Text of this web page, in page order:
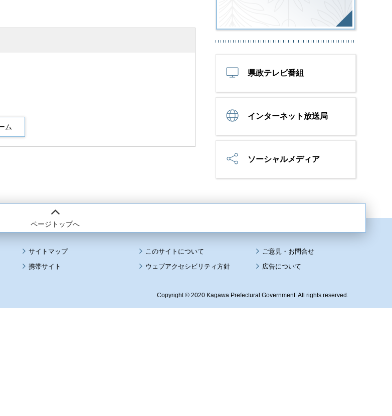
県政テレビ番組
インターネット放送局
ソーシャルメディア
ページトップへ
サイトマップ
このサイトについて
携帯サイト
ウェブアクセシビリティ方針 広告について
Copyright © 2020 Kagawa Prefectural Government. All rights reserved.